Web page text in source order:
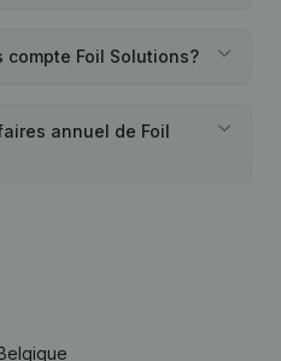
compte Foil Solutions?
annuel de Foil